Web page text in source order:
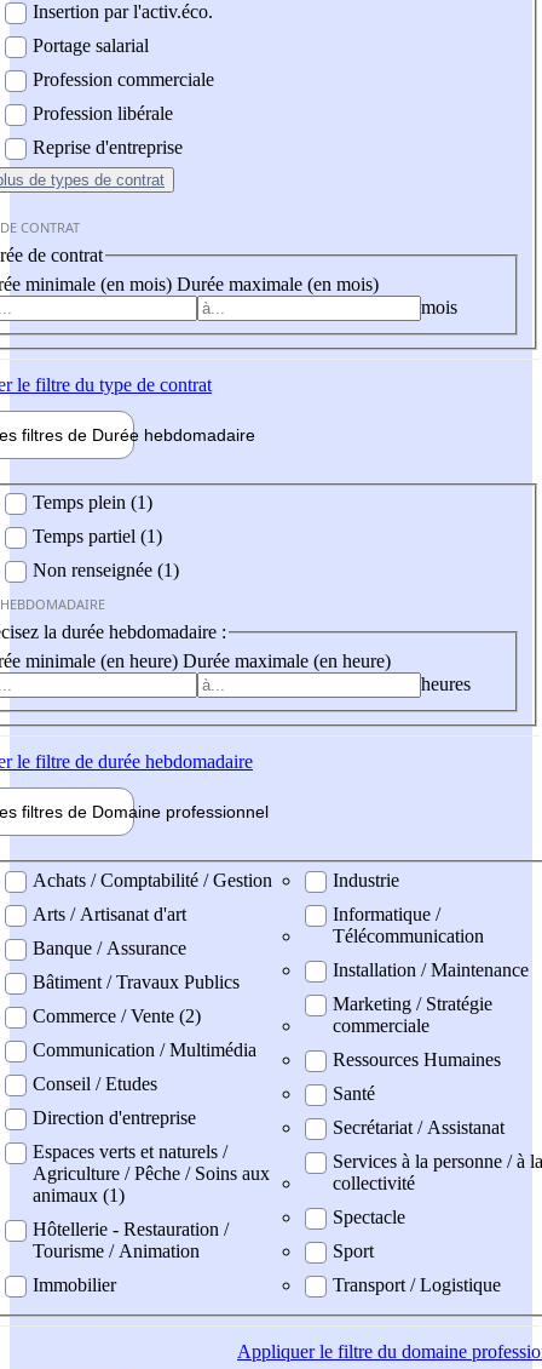
Insertion par l'activ.éco.
Portage salarial
Profession commerciale
Profession libérale
Reprise d'entreprise
de types de contrat
CONTRAT
de contrat
minimale (en mois) Durée maximale (en mois)
mois
le filtre du type de contrat
filtres de Durée hebdomadaire
Temps plein (1)
Temps partiel (1)
Non renseignée (1)
la durée hebdomadaire :
minimale (en heure) Durée maximale (en heure)
heures
le filtre de durée hebdomadaire
filtres de Domaine professionnel
professionel
Achats / Comptabilité / Gestion
Arts / Artisanat d'art
Banque / Assurance
Bâtiment / Travaux Publics
Commerce / Vente (2)
Communication / Multimédia
Conseil / Etudes
Direction d'entreprise
Espaces verts et naturels /
Agriculture / Pêche / Soins aux
animaux (1)
Hôtellerie - Restauration /
Tourisme / Animation
Immobilier
Industrie
Informatique /
Télécommunication
Installation / Maintenance
Marketing / Stratégie
commerciale
Ressources Humaines
Santé
Secrétariat / Assistanat
Services à la personne / à la
collectivité
Spectacle
Sport
Transport / Logistique
Appliquerle filtre du domaine